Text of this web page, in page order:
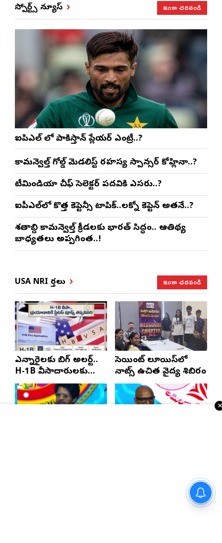
స్పోర్ట్స్ న్యూస్ ఇంకా చదవండి
ఐపిఎల్ లో పాకిస్తాన్ ప్లేయర్ ఎంట్రీ..?
కామన్వెల్త్ గోల్డ్ మెడలిస్ట్ రహస్య స్పాన్సర్ కోహ్లినా..?
టీమిండియా చీఫ్ సెలెక్టర్ పదవికి ఎసరు..?
ఐపీఎల్‌లో కొత్త కెప్టెన్సీ టాపిక్..లక్నో కెప్టెన్ అతనే..?
శతాబ్ది కామన్వెల్త్ క్రీడలకు భారత్ సిద్ధం.. ఆతిథ్య
బాధ్యతలు అప్పగింత..!
USA NRI వార్తలు ఇంకా చదవండి
ఎన్నారైలకు బిగ్ అలర్ట్..
H-1B వీసాదారులకు
ప్రయాణ సమయంలో
స్టేటస్ ప్రూఫ్స్ తప్పనిసరి..!
సెయింట్ లూయిస్‌లో
నాట్స్ ఉచిత వైద్య శిబిరం